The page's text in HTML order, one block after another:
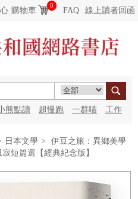
購物車
0
FAQ 線上讀者回函
熊點讀 超慢跑 一群喵 工作
日本文學 >
伊豆之旅：異鄉美學
短篇選【經典紀念版】